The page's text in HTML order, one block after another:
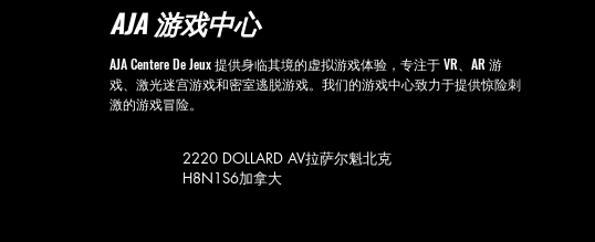
AJA 游戏中心
AJA Centere De Jeux 提供身临其境的虚拟游戏体验，专注于 VR、AR 游
戏、激光迷宫游戏和密室逃脱游戏。我们的游戏中心致力于提供惊险刺
激的游戏冒险。
2220 DOLLARD AV拉萨尔魁北克
H8N1S6加拿大